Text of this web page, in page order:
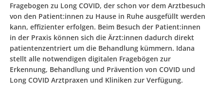
Fragebogen zu Long COVID, der schon vor dem Arztbesuch
von den Patient:innen zu Hause in Ruhe ausgefüllt werden
kann, effizienter erfolgen. Beim Besuch der Patient:innen
in der Praxis können sich die Ärzt:innen dadurch direkt
patientenzentriert um die Behandlung kümmern. Idana
stellt alle notwendigen digitalen Fragebögen zur
Erkennung, Behandlung und Prävention von COVID und
Long COVID Arztpraxen und Kliniken zur Verfügung.